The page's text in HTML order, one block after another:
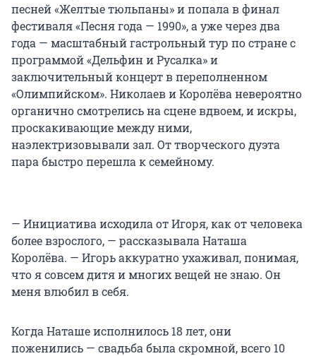
песней «Желтые тюльпаны» и попала в финал
фестиваля «Песня года — 1990», а уже через два
года — масштабный гастрольный тур по стране с
программой «Дельфин и Русалка» и
заключительный концерт в переполненном
«Олимпийском». Николаев и Королёва невероятно
органично смотрелись на сцене вдвоем, и искры,
проскакивающие между ними,
наэлектризовывали зал. От творческого дуэта
пара быстро перешла к семейному.
— Инициатива исходила от Игоря, как от человека
более взрослого, — рассказывала Наташа
Королёва. — Игорь аккуратно ухаживал, понимая,
что я совсем дитя и многих вещей не знаю. Он
меня влюбил в себя.
Когда Наташе исполнилось 18 лет, они
поженились — свадьба была скромной, всего 10